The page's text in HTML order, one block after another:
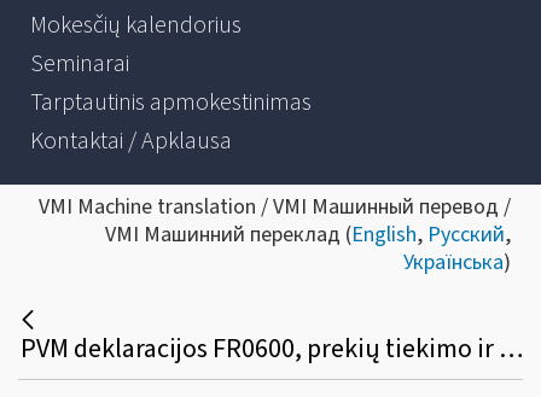
Mokesčių kalendorius
Seminarai
Tarptautinis apmokestinimas
Kontaktai / Apklausa
VMI Machine translation / VMI Машинный перевод /
VMI Машинний переклад (English, Русский,
Українська)
PVM deklaracijos FR0600, prekių tiekimo ir paslaugų teikimo į kitas ES valstybes nares ataskaitos FR0564 pildymo pavyzdžiai